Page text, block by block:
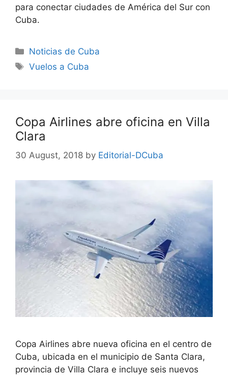
para conectar ciudades de América del Sur con
Cuba.
Categories
Noticias de Cuba
Tags
Vuelos a Cuba
Copa Airlines abre oficina en Villa
Clara
30 August, 2018 by Editorial-DCuba
Copa Airlines abre nueva oficina en el centro de
Cuba, ubicada en el municipio de Santa Clara,
provincia de Villa Clara e incluye seis nuevos